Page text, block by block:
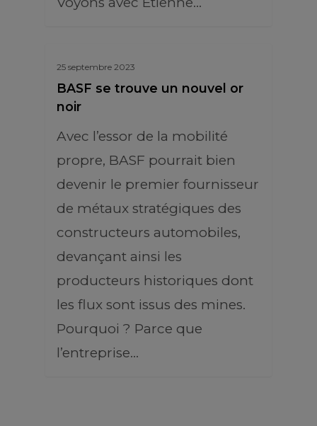
25 septembre 2023
BASF se trouve un nouvel or
noir
Avec l’essor de la mobilité
propre, BASF pourrait bien
devenir le premier fournisseur
de métaux stratégiques des
constructeurs automobiles,
devançant ainsi les
producteurs historiques dont
les flux sont issus des mines.
Pourquoi ? Parce que
l’entreprise…